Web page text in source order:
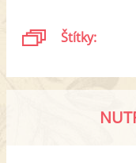
Štítky: